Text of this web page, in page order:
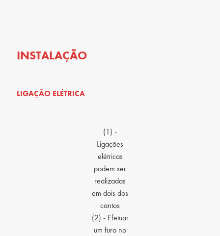
INSTALAÇÃO
LIGAÇÃO ELÉTRICA
(1) -
Ligações
elétricas
podem ser
realizadas
em dois dos
cantos
(2) - Efetuar
um furo no